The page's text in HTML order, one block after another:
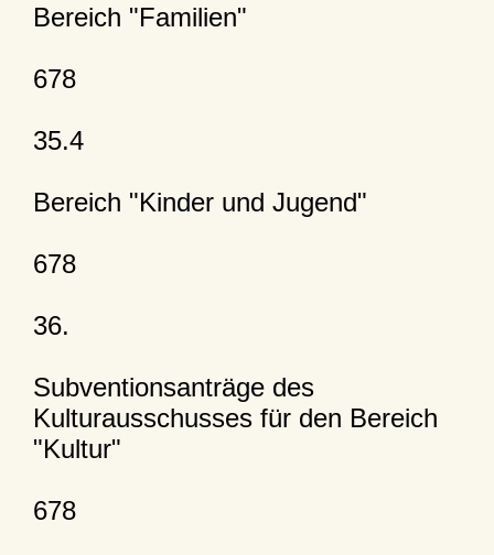
Bereich "Familien"
678
35.4
Bereich "Kinder und Jugend"
678
36.
Subventionsanträge des
Kulturausschusses für den Bereich
"Kultur"
678